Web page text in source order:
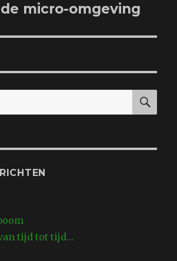
micro-omgeving
tijd tot tijd…